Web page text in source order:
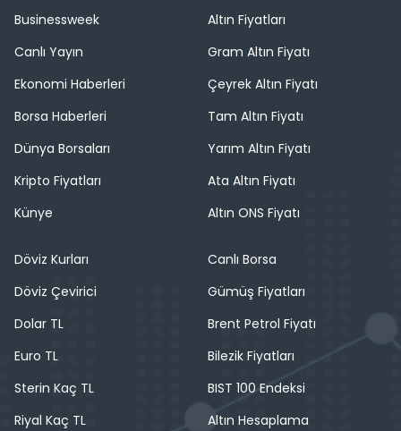
Businessweek
Canlı Yayın
Ekonomi Haberleri
Borsa Haberleri
Dünya Borsaları
Kripto Fiyatları
Künye
Altın Fiyatları
Gram Altın Fiyatı
Çeyrek Altın Fiyatı
Tam Altın Fiyatı
Yarım Altın Fiyatı
Ata Altın Fiyatı
Altın ONS Fiyatı
Döviz Kurları
Döviz Çevirici
Dolar TL
Euro TL
Sterin Kaç TL
Riyal Kaç TL
Canlı Borsa
Gümüş Fiyatları
Brent Petrol Fiyatı
Bilezik Fiyatları
BIST 100 Endeksi
Altın Hesaplama